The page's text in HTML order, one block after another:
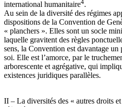
international humanitaire4.
Au sein de la diversité des régimes
dispositions de la Convention de
« planchers ». Elles sont un socle
laquelle gravitent des règles
sens, la Convention est davantage
soi. Elle est l’amorce, par le
arborescente et agrégative, qui
existences juridiques parallèles.
II – La diversités des « autres droits